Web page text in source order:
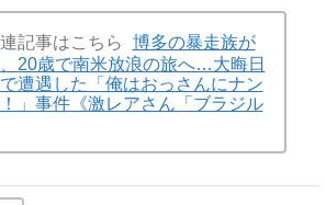
記事はこちら
博多の暴走族が
20歳で南米放浪の旅へ…大晦日
遭遇した「俺はおっさんにナン
」事件《激レアさん「ブラジル